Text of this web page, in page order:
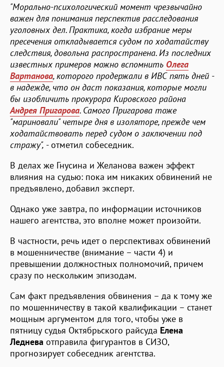
"Морально-психологический момент чрезвычайно
важен для понимания перспектив расследования
уголовных дел. Практика, когда избрание меры
пресечения откладывается судом по ходатайству
следствия, довольна распространена. Из последних
известных примеров можно вспомнить Олега
Вартанова, которого продержали в ИВС пять дней -
в надежде, что он даст показания, которые могли
бы изобличить прокурора Кировского района
Андрея Пригарова. Самого Пригарова тоже
"мариновали" четыре дня в изоляторе, прежде чем
ходатайствовать перед судом о заключении под
стражу", - отметил собеседник.
В делах же Гнусина и Желанова важен эффект
влияния на судью: пока им никаких обвинений не
предъявлено, добавил эксперт.
Однако уже завтра, по информации источников
нашего агентства, это вполне может произойти.
В частности, речь идет о перспективах обвинений
в мошенничестве (внимание – части 4) и
превышении должностных полномочий, причем
сразу по нескольким эпизодам.
Сам факт предъявления обвинения – да к тому же
по мошенничеству в такой квалификации – станет
мощным аргументом для того, чтобы уже в
пятницу судья Октябрьского райсуда Елена
Леднева отправила фигурантов в СИЗО,
прогнозирует собеседник агентства.